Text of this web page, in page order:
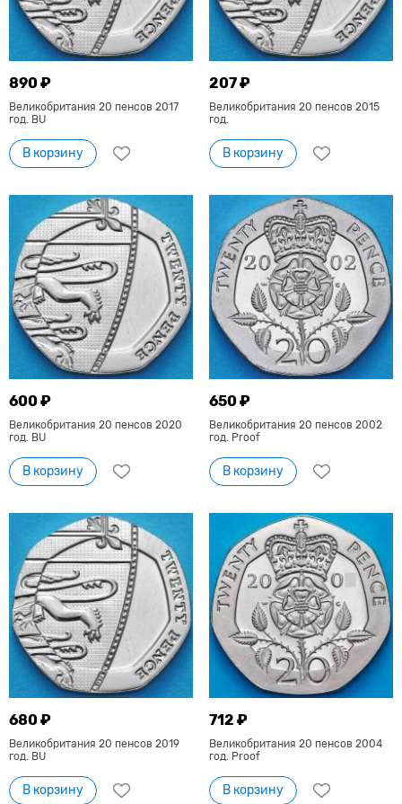
890 ₽
Великобритания 20 пенсов 2017
год. BU
В корзину
207 ₽
Великобритания 20 пенсов 2015
год.
В корзину
600 ₽
Великобритания 20 пенсов 2020
год. BU
В корзину
650 ₽
Великобритания 20 пенсов 2002
год. Proof
В корзину
680 ₽
Великобритания 20 пенсов 2019
год. BU
В корзину
712 ₽
Великобритания 20 пенсов 2004
год. Proof
В корзину